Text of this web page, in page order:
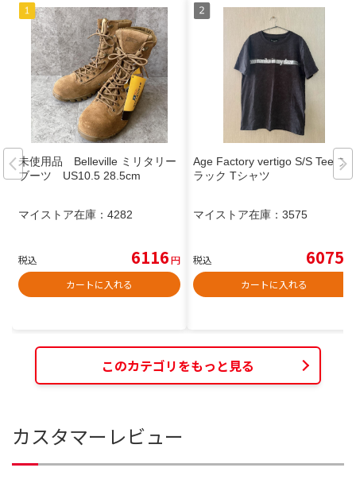
未使用品 Belleville ミリタリー
ブーツ US10.5 28.5cm
マイストア在庫： 4282
税込 6116円
カートに入れる
Age Factory vertigo S/S Tee ブ
ラック Tシャツ
マイストア在庫： 3575
税込 6075
カートに入れる
このカテゴリをもっと見る
カスタマーレビュー